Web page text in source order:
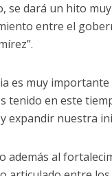
se dará un hito
entre el
es muy
tenido en este
expandir nuestra
además al